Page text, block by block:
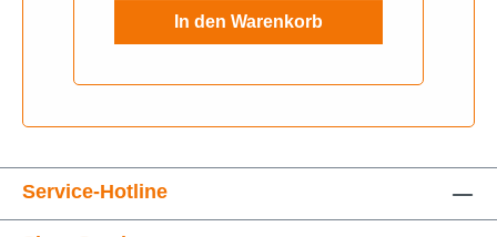
In den Warenkorb
Service-Hotline